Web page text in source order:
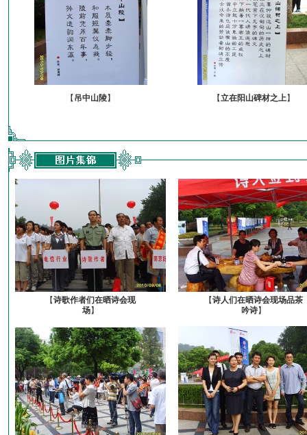
【 吊中山陵】 【立在阳山碑材之上】
【诗歌作者们在晒诗会现
场】
【诗人们在晒诗会现场品茶
吟诗】